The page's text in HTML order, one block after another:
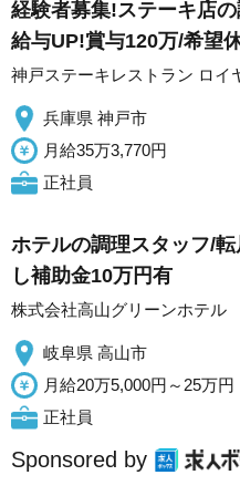
経験者募集!ステーキ店
給与UP!賞与120万/希望
神戸ステーキレストラン ロイ
兵庫県 神戸市
月給35万3,770円
正社員
ホテルの調理スタッフ/
し補助金10万円有
株式会社高山グリーンホテル
岐阜県 高山市
月給20万5,000円～25万円
正社員
Sponsored by